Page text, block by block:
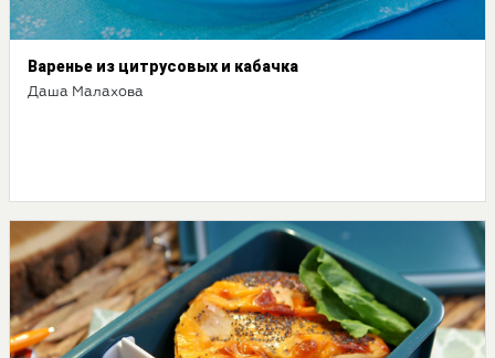
Варенье из цитрусовых и кабачка
Даша Малахова